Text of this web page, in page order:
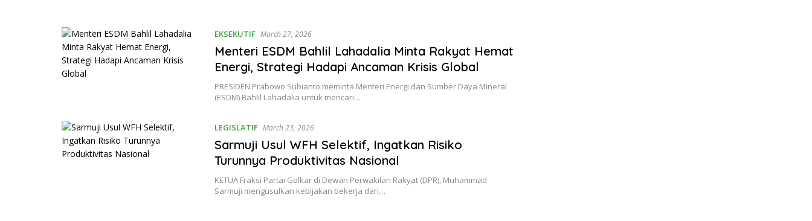
EKSEKUTIF March 27, 2026
Menteri ESDM Bahlil Lahadalia Minta Rakyat Hemat
Energi, Strategi Hadapi Ancaman Krisis Global
PRESIDEN Prabowo Subianto meminta Menteri Energi dan Sumber Daya Mineral
(ESDM) Bahlil Lahadalia untuk mencari…
LEGISLATIF March 23, 2026
Sarmuji Usul WFH Selektif, Ingatkan Risiko
Turunnya Produktivitas Nasional
KETUA Fraksi Partai Golkar di Dewan Perwakilan Rakyat (DPR), Muhammad
Sarmuji mengusulkan kebijakan bekerja dari…